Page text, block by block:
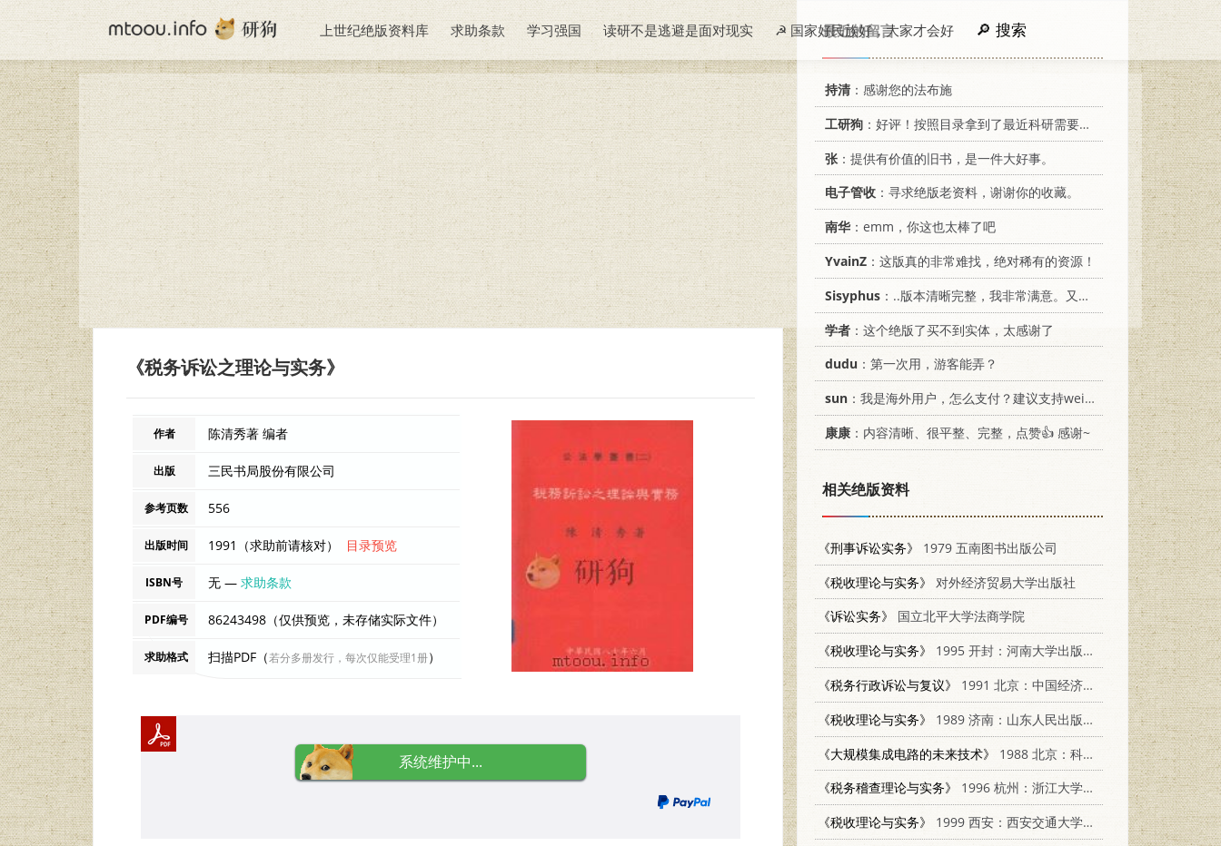
上世纪绝版资料库 求助条款 学习强国 读研不是逃避是面对现实 ☭ 国家好民族好，大家才会好 搜索
《税务诉讼之理论与实务》
作者 陈清秀著 编者
出版 三民书局股份有限公司
参考页数 556
出版时间 1991（求助前请核对） 目录预览
ISBN号 无 —求助条款
PDF编号 86243498（仅供预览，未存储实际文件）
求助格式 扫描PDF（若分多册发行，每次仅能受理1册）
系统维护中...
最近的留言
持清 ：感谢您的法布施
工研狗 ：好评！按照目录拿到了最近科研需要的材料！
张 ：提供有价值的旧书，是一件大好事。
电子管收 ：寻求绝版老资料，谢谢你的收藏。
南华：emm，你这也太棒了吧
YvainZ ：这版真的非常难找，绝对稀有的资源！
Sisyphus ：..版本清晰完整，我非常满意。又及，这本《话语的真相》...
学者 ：这个绝版了买不到实体，太感谢了
dudu ：第一次用，游客能弄？
sun ：我是海外用户，怎么支付？建议支持weixin支付
康康 ：内容清晰、很平整、完整，点赞👍 感谢~
相关绝版资料
《刑事诉讼实务》
1979 五南图书出版公司
《税收理论与实务》
对外经济贸易大学出版社
《诉讼实务》
国立北平大学法商学院
《税收理论与实务》
1995 开封：河南大学出版社 7810412302
《税务行政诉讼与复议》
1991 北京：中国经济出版社 7501711194
《税收理论与实务》
1989 济南：山东人民出版社 7209004726
《大规模集成电路的未来技术》
1988 北京：科学出版社 7030004140
《税务稽查理论与实务》
1996 杭州：浙江大学出版社 7308017664
《税收理论与实务》
1999 西安：西安交通大学出版社 7560511007